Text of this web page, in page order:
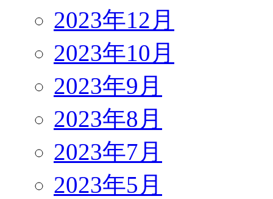
2023年12月
2023年10月
2023年9月
2023年8月
2023年7月
2023年5月